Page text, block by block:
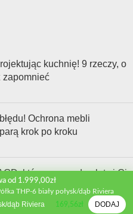
kuchnię! 9 rzeczy, o
zapomnieć
Ochrona mebli
krok po kroku
który naprawdę ułatwi Ci
od 1.999,00zł
THP-6 biały połysk/dąb Riviera
dąb Riviera 169,56zł DODAJ